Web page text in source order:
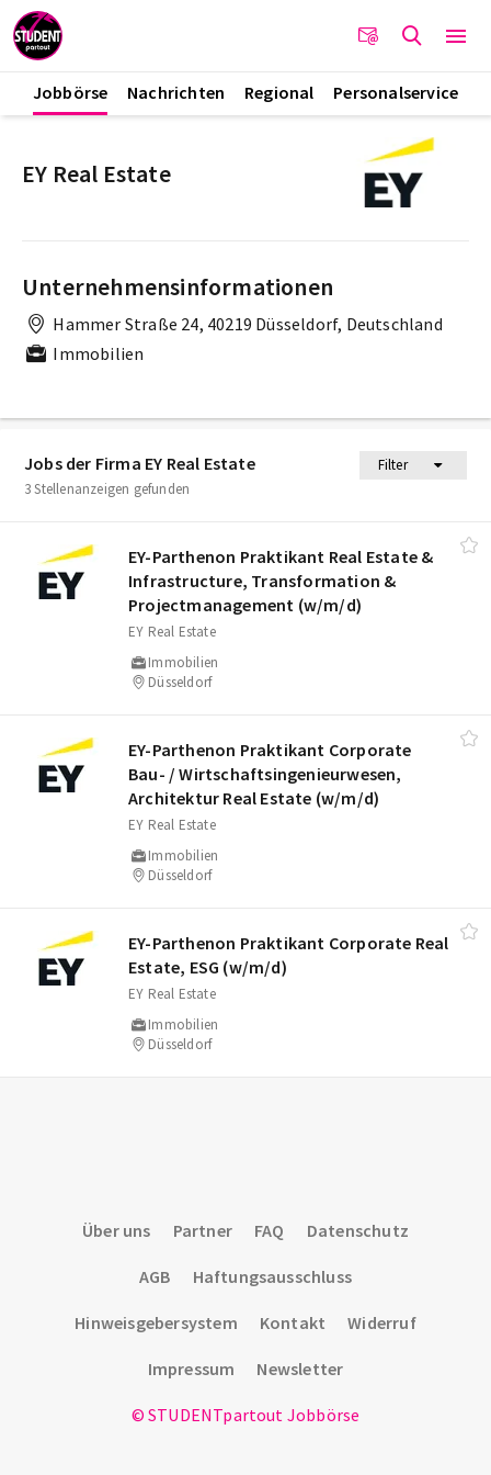
Jobbörse Nachrichten Regional Personalservice
Jobs der Firma EY Real Estate
Filter
3 Stellenanzeigen gefunden
EY-Parthenon Praktikant Real Estate &
Infrastructure, Transformation &
Projectmanagement (w/​m/​d)
EY Real Estate
Immobilien
Düsseldorf
EY-Parthenon Praktikant Corporate
Bau- /​ Wirtschaftsingenieurwesen,
Architektur Real Estate (w/​m/​d)
EY Real Estate
Immobilien
Düsseldorf
EY-Parthenon Praktikant Corporate Real
Estate, ESG (w/​m/​d)
EY Real Estate
Immobilien
Düsseldorf
EY Real Estate
Unternehmensinformationen
Hammer Straße 24, 40219 Düsseldorf, Deutschland
Immobilien
Über uns Partner FAQ Datenschutz
AGB Haftungsausschluss
Hinweisgebersystem Kontakt Widerruf
Impressum Newsletter
© STUDENTpartout Jobbörse